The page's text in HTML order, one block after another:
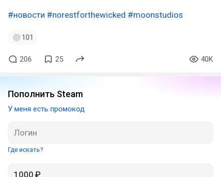
#новости #norestforthewicked #moonstudios
101
206 25 40K
Пополнить Steam
У меня есть промокод
Где искать?